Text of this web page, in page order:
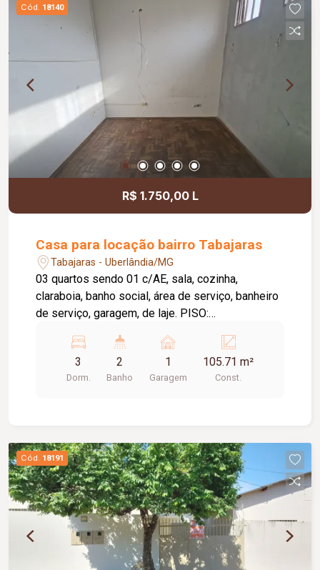
Cód. 18140
R$ 1.750,00 L
Casa para locação bairro Tabajaras
Tabajaras - Uberlândia/MG
03 quartos sendo 01 c/AE, sala, cozinha,
claraboia, banho social, área de serviço, banheiro
de serviço, garagem, de laje. PISO:
3
Dorm.
2
Banho
1
Garagem
105.71 m²
Const.
Cód. 18191